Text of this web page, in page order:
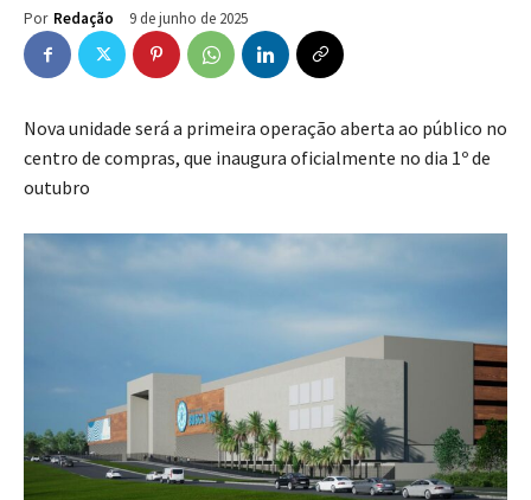
Por Redação 9 de junho de 2025
Nova unidade será a primeira operação aberta ao público no
centro de compras, que inaugura oficialmente no dia 1º de
outubro